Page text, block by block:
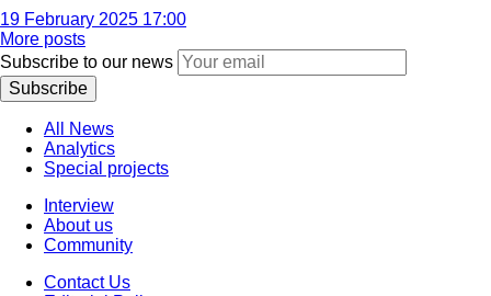
19 February 2025 17:00
More posts
Subscribe to our news
Subscribe
All News
Analytics
Special projects
Interview
About us
Community
Contact Us